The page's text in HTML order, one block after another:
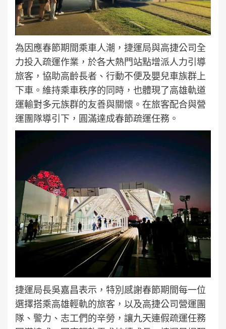
為因應春節期間乘車人潮，捷運局與高捷公司全
力投入疏運作業，於各大熱門站點增派人力引導
旅客，協助高齡長者、行動不便及嬰兒車族群上
下車。維持乘車秩序的同時，也體現了高雄軌道
運輸對多元族群的友善與關懷。在旅客配合與營
運團隊導引下，圓滿達成春節疏運任務。
捷運局長吳嘉昌表示，特別感謝春節期間每一位
選擇搭乘高雄輕軌的旅客，以及高捷公司營運團
隊、警力、志工們的辛勞，讓九天連假疏運任務